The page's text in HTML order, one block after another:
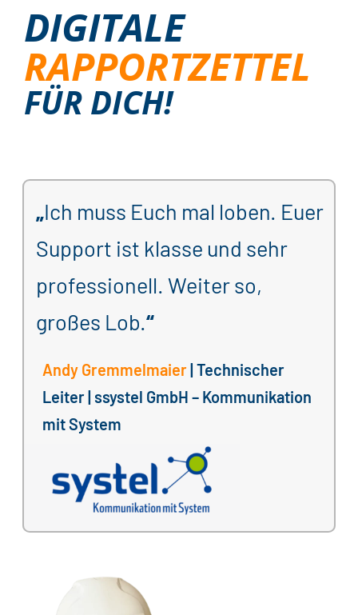
„Ich muss Euch mal loben. Euer
Support ist klasse und sehr
professionell. Weiter so,
großes Lob.“
Andy Gremmelmaier| Technischer
Leiter | ssystel GmbH – Kommunikation
mit System
DIGITALE
RAPPORTZETTEL
FÜR DICH!